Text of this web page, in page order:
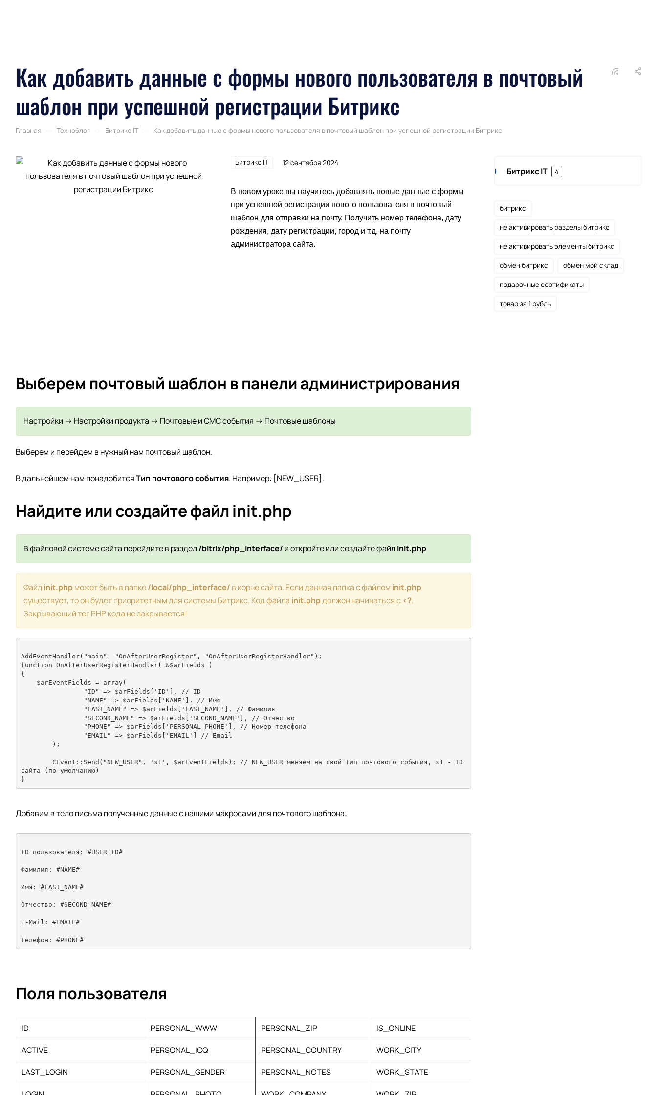
Как добавить данные с формы нового пользователя в почтовый
шаблон при успешной регистрации Битрикс
Главная Техноблог Битрикс IT Как добавить данные с формы нового пользователя в почтовый шаблон при успешной регистрации Битрикс
Битрикс IT 12 сентября 2024
В новом уроке вы научитесь добавлять новые данные с формы
при успешной регистрации нового пользователя в почтовый
шаблон для отправки на почту. Получить номер телефона, дату
рождения, дату регистрации, город и т.д. на почту
администратора сайта.
Выберем почтовый шаблон в панели администрирования
Настройки -> Настройки продукта -> Почтовые и СМС события -> Почтовые шаблоны
Выберем и перейдем в нужный нам почтовый шаблон.
В дальнейшем нам понадобитсяТип почтового события. Например: [NEW_USER].
Найдите или создайте файл init.php
В файловой системе сайта перейдите в раздел /bitrix/php_interface/ и откройте или создайте файл init.php
Файл init.phpможет быть в папке/local/php_interface/ в корне сайта. Если данная папка с файлом init.php
существует, то он будет приоритетным для системы Битрикс. Код файла init.phpдолжен начинаться с <?.
Закрывающий тег PHP кода не закрывается!
AddEventHandler("main", "OnAfterUserRegister", "OnAfterUserRegisterHandler");
function OnAfterUserRegisterHandler( &$arFields )
{
сайта (по умолчанию)
Добавим в тело письма полученные данные с нашими макросами для почтового шаблона:
ID пользователя: #USER_ID#
Фамилия: #NAME#
Имя: #LAST_NAME#
Отчество: #SECOND_NAME#
E-Mail: #EMAIL#
Телефон: #PHONE#
Поля пользователя
ID PERSONAL_WWW PERSONAL_ZIP IS_ONLINE
ACTIVE PERSONAL_ICQ PERSONAL_COUNTRY WORK_CITY
LAST_LOGIN PERSONAL_GENDER PERSONAL_NOTES WORK_STATE
Битрикс IT 4
битрикс
не активировать разделы битрикс
не активировать элементы битрикс
обмен битрикс обмен мой склад
подарочные сертификаты
товар за 1 рубль